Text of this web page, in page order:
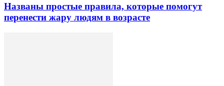
Названы простые правила, которые помогут
перенести жару людям в возрасте